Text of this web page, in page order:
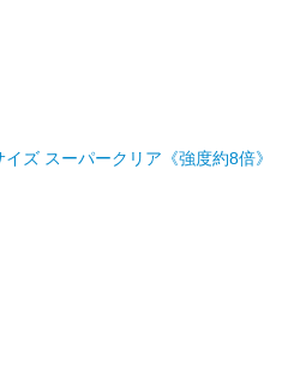
ズ スーパークリア《強度約8倍》